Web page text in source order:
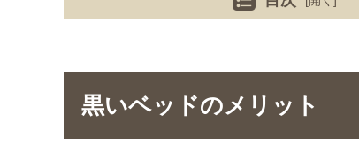
黒いベッドのメリット